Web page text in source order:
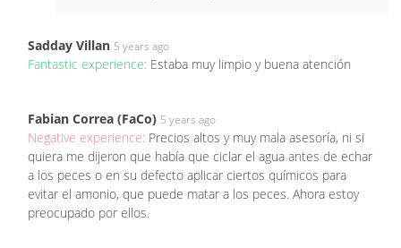
Sadday Villan 5 years ago
Fantastic experience: Estaba muy limpio y buena atención
Fabian Correa (FaCo) 5 years ago
Negative experience: Precios altos y muy mala asesoría, ni si
quiera me dijeron que había que ciclar el agua antes de echar
a los peces o en su defecto aplicar ciertos químicos para
evitar el amonio, que puede matar a los peces. Ahora estoy
preocupado por ellos.